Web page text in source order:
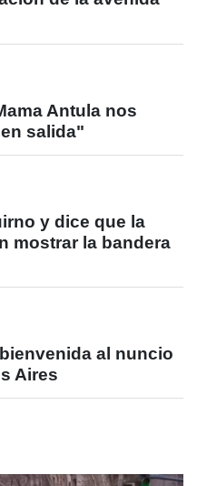
Antula nos
salida"
y dice que la
mostrar la bandera
al nuncio
Aires